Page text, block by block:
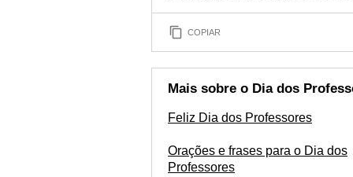
COPIAR
Mais sobre o Dia dos
Feliz Dia dos Professores
Orações e frases para o Dia dos
Professores